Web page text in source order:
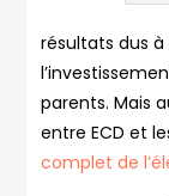
résultats dus à
parents. Mais
entre ECD et
complet de